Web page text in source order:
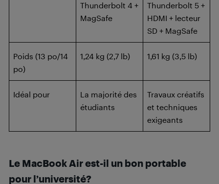
Thunderbolt 4 +
MagSafe
Thunderbolt 5 +
HDMI + lecteur
SD + MagSafe
Poids (13 po/14
po)
1,24 kg (2,7 lb) 1,61 kg (3,5 lb)
Idéal pour
La majorité des
étudiants
Travaux créatifs
et techniques
exigeants
Le MacBook Air est-il un bon portable
pour l’université?